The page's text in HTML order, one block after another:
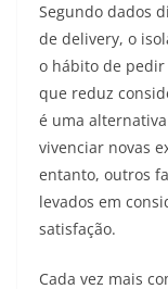
Segundo dados
de delivery, o
o hábito de pedir
que reduz
é uma
vivenciar novas
entanto, outros
levados em
satisfação.
Cada vez mais